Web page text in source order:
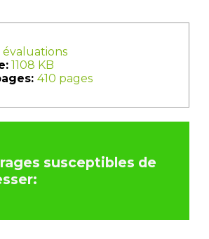
évaluations
1108 KB
410 pages
susceptibles de